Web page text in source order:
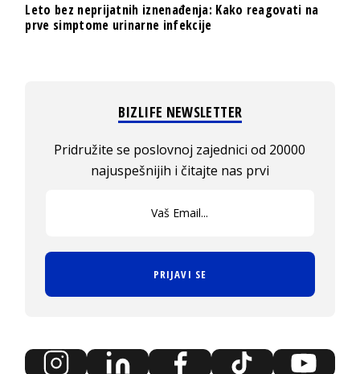
Leto bez neprijatnih iznenađenja: Kako reagovati na
prve simptome urinarne infekcije
BIZLIFE NEWSLETTER
Pridružite se poslovnoj zajednici od 20000
najuspešnijih i čitajte nas prvi
PRIJAVI SE